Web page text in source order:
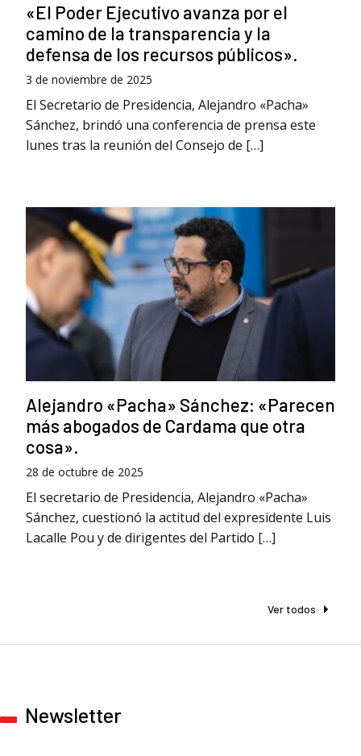
«El Poder Ejecutivo avanza por el
camino de la transparencia y la
defensa de los recursos públicos».
3 de noviembre de 2025
El Secretario de Presidencia, Alejandro «Pacha»
Sánchez, brindó una conferencia de prensa este
lunes tras la reunión del Consejo de […]
Alejandro «Pacha» Sánchez: «Parecen
más abogados de Cardama que otra
cosa».
28 de octubre de 2025
El secretario de Presidencia, Alejandro «Pacha»
Sánchez, cuestionó la actitud del expresidente Luis
Lacalle Pou y de dirigentes del Partido […]
Ver todos
Newsletter